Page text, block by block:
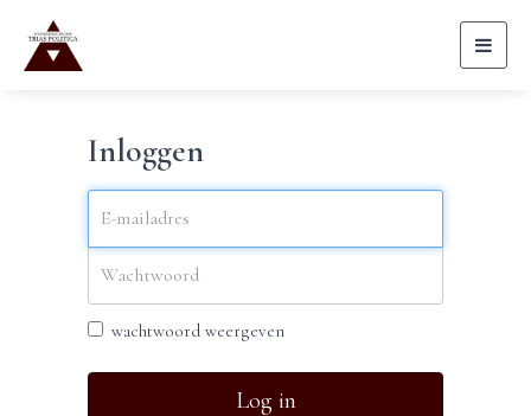
Inloggen
wachtwoord weergeven
Log in